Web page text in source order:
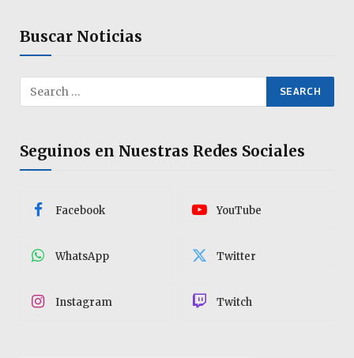
Buscar Noticias
Seguinos en Nuestras Redes Sociales
Facebook YouTube
WhatsApp Twitter
Instagram Twitch